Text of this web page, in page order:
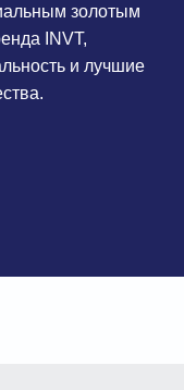
золотым
INVT,
и лучшие